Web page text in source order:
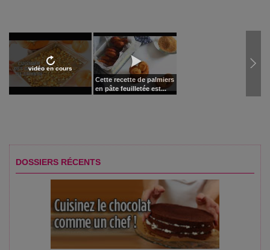
vidéo en cours
Cette recette de palmiers
en pâte feuilletée est...
DOSSIERS RÉCENTS